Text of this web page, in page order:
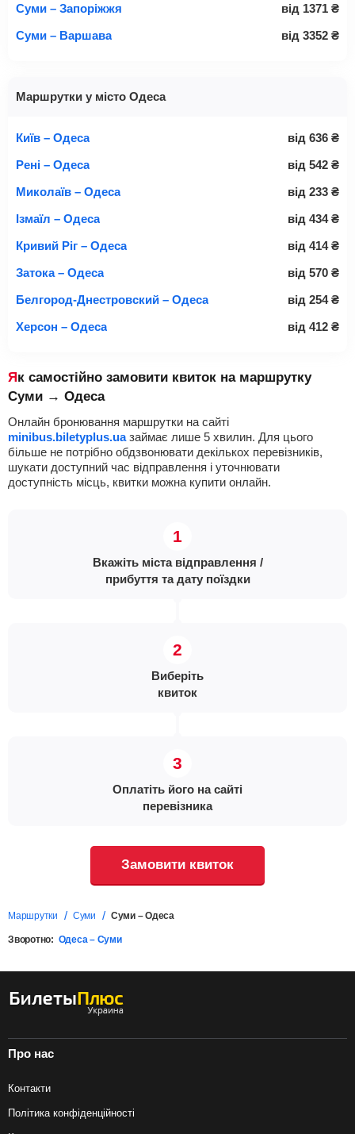
Суми – Запоріжжя
від 1371 ₴
Суми – Варшава
від 3352 ₴
Маршрутки у місто Одеса
Київ – Одеса від 636 ₴
Рені – Одеса
від 542 ₴
Миколаїв – Одеса
від 233 ₴
Ізмаїл – Одеса
від 434 ₴
Кривий Ріг – Одеса
від 414 ₴
Затока – Одеса
від 570 ₴
Белгород-Днестровский – Одеса
від 254 ₴
Херсон – Одеса
від 412 ₴
Як самостійно замовити квиток на маршрутку
Суми → Одеса
Онлайн бронювання маршрутки на сайті
minibus.biletyplus.uaзаймає лише 5 хвилин. Для цього
більше не потрібно обдзвонювати декількох перевізників,
шукати доступний час відправлення і уточнювати
доступність місць, квитки можна купити онлайн.
Вкажіть міста відправлення /
прибуття та дату поїздки
Виберіть
квиток
Оплатіть його на сайті
перевізника
Замовити квиток
Маршрутки Суми Суми – Одеса
Зворотно: Одеса – Суми
Про нас
Контакти
Політика конфіденційності